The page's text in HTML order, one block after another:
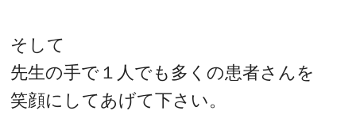
そして
先生の手で１人でも多くの患者さんを
笑顔にしてあげて下さい。